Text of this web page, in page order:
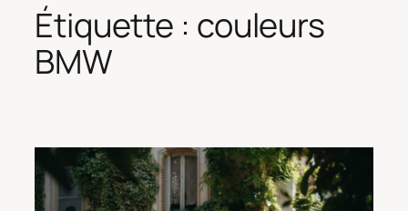
Étiquette : couleurs
BMW